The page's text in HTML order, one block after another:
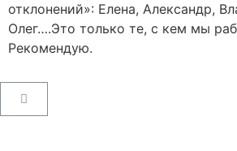
отклонений»: Елена, Александр,
Олег….Это только те, с кем мы
Рекомендую.
Пользовательское соглашение
Как купить билет